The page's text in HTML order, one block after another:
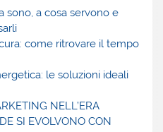
sono, a cosa servono e
come ritrovare il tempo
le soluzioni ideali
NELL’ERA
SI EVOLVONO CON